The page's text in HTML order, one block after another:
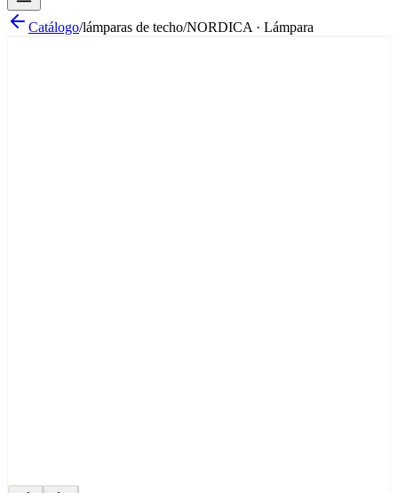
Catálogo/lámparas de techo/NORDICA · Lámpara